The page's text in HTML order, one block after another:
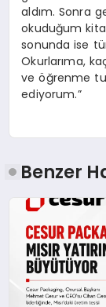
aldım. Sonra
okuduğum
sonunda ise
Okurlarıma,
ve öğrenme
ediyorum.”
Benzer